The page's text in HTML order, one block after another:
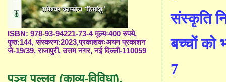
संस्कृति
बच्चों को
7
ISBN: 978-93-94221-73-4 मूल्यः400 रुपये,
पृष्ठ:144, संस्करण:2023,प्रकाशकःअयन प्रकाशन
जे-19/39, राजापुरी, उत्तम नगर, नई दिल्ली-110059
पञ्च पल्लव (काव्य-विविधा),